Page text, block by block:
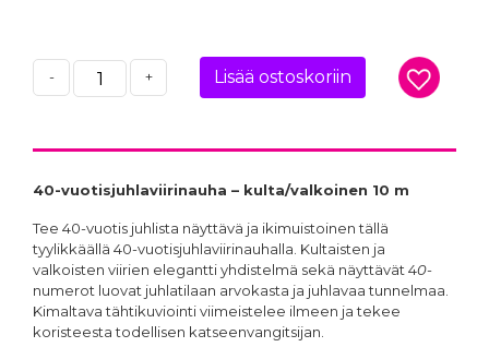
- + Lisää ostoskoriin
40-vuotisjuhlaviirinauha – kulta/valkoinen 10 m
Tee 40-vuotis juhlista näyttävä ja ikimuistoinen tällä
tyylikkäällä 40-vuotisjuhlaviirinauhalla. Kultaisten ja
valkoisten viirien elegantti yhdistelmä sekä näyttävät 40-
numerot luovat juhlatilaan arvokasta ja juhlavaa tunnelmaa.
Kimaltava tähtikuviointi viimeistelee ilmeen ja tekee
koristeesta todellisen katseenvangitsijan.